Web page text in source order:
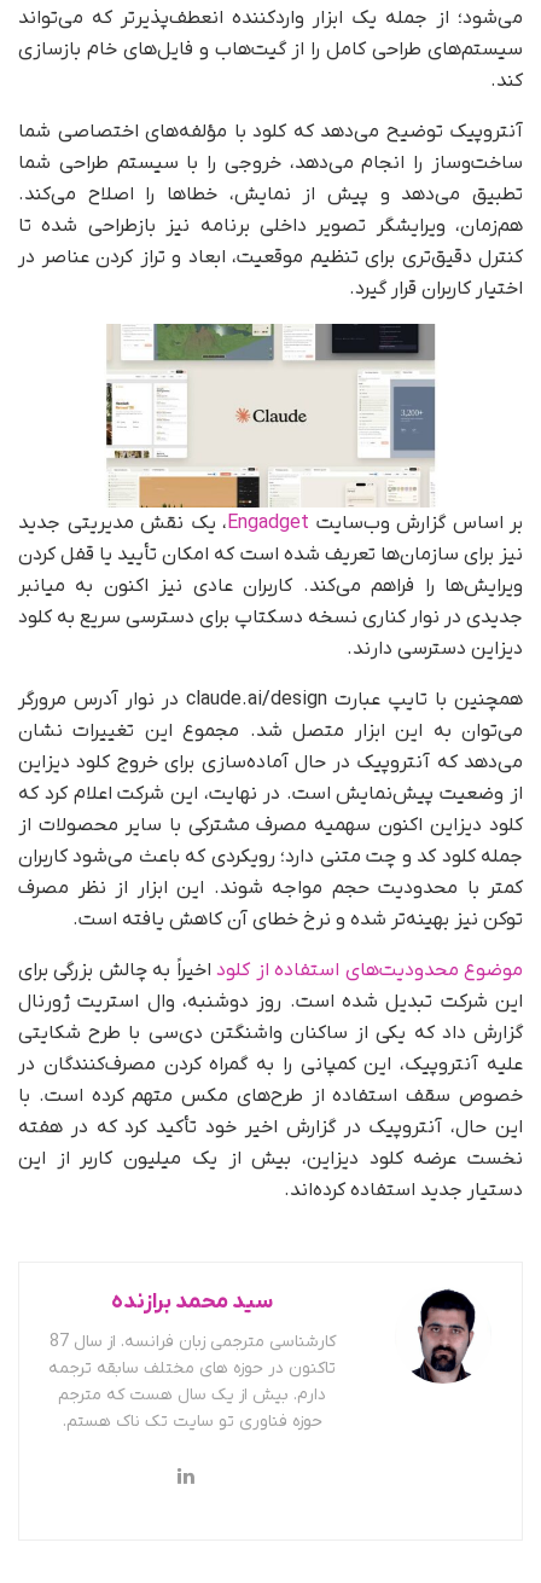
می‌شود؛ از جمله یک ابزار واردکننده انعطف‌پذیرتر که می‌تواند
سیستم‌های طراحی کامل را از گیت‌هاب و فایل‌های خام بازسازی
کند.
آنتروپیک توضیح می‌دهد که کلود با مؤلفه‌های اختصاصی شما
ساخت‌وساز را انجام می‌دهد، خروجی را با سیستم طراحی شما
تطبیق می‌دهد و پیش از نمایش، خطاها را اصلاح می‌کند.
هم‌زمان، ویرایشگر تصویر داخلی برنامه نیز بازطراحی شده تا
کنترل دقیق‌تری برای تنظیم موقعیت، ابعاد و تراز کردن عناصر در
اختیار کاربران قرار گیرد.
بر اساس گزارش وب‌سایت Engadget، یک نقش مدیریتی جدید
نیز برای سازمان‌ها تعریف شده است که امکان تأیید یا قفل کردن
ویرایش‌ها را فراهم می‌کند. کاربران عادی نیز اکنون به میانبر
جدیدی در نوار کناری نسخه دسکتاپ برای دسترسی سریع به کلود
دیزاین دسترسی دارند.
همچنین با تایپ عبارت claude.ai/design در نوار آدرس مرورگر
می‌توان به این ابزار متصل شد. مجموع این تغییرات نشان
می‌دهد که آنتروپیک در حال آماده‌سازی برای خروج کلود دیزاین
از وضعیت پیش‌نمایش است. در نهایت، این شرکت اعلام کرد که
کلود دیزاین اکنون سهمیه مصرف مشترکی با سایر محصولات از
جمله کلود کد و چت متنی دارد؛ رویکردی که باعث می‌شود کاربران
کمتر با محدودیت حجم مواجه شوند. این ابزار از نظر مصرف
توکن نیز بهینه‌تر شده و نرخ خطای آن کاهش یافته است.
موضوع محدودیت‌های استفاده از کلوداخیراً به چالش بزرگی برای
این شرکت تبدیل شده است. روز دوشنبه، وال استریت ژورنال
گزارش داد که یکی از ساکنان واشنگتن دی‌سی با طرح شکایتی
علیه آنتروپیک، این کمپانی را به گمراه کردن مصرف‌کنندگان در
خصوص سقف استفاده از طرح‌های مکس متهم کرده است. با
این حال، آنتروپیک در گزارش اخیر خود تأکید کرد که در هفته
نخست عرضه کلود دیزاین، بیش از یک میلیون کاربر از این
دستیار جدید استفاده کرده‌اند.
سید محمد برازنده
کارشناسی مترجمی زبان فرانسه. از سال 87
تاکنون در حوزه های مختلف سابقه ترجمه
دارم. بیش از یک سال هست که مترجم
حوزه فناوری تو سایت تک ناک هستم.